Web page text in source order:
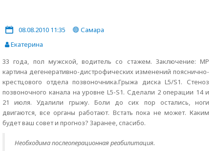
08.08.2010 11:35
Самара
Екатерина
33 года, пол мужской, водитель со стажем. Заключение: МР
картина дегенеративно-дистрофических изменений пояснично-
крестцового отдела позвоночника.Грыжа диска L5/S1. Стеноз
позвоночного канала на уровне L5-S1. Сделали 2 операции 14 и
21 июля. Удалили грыжу. Боли до сих пор остались, ноги
двигаются, все органы работают. Встать пока не может. Каким
будет ваш совет и прогноз? Заранее, спасибо.
Необходима послеоперационная реабилитация.